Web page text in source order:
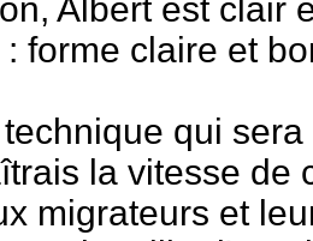
Albert est clair
: forme claire et
qui
la vitesse de
migrateurs et